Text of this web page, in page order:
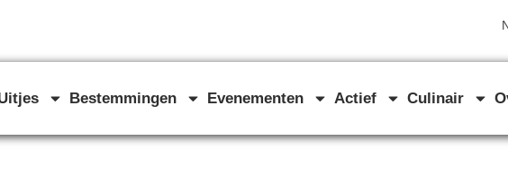
Bestemmingen Evenementen Actief Culinair